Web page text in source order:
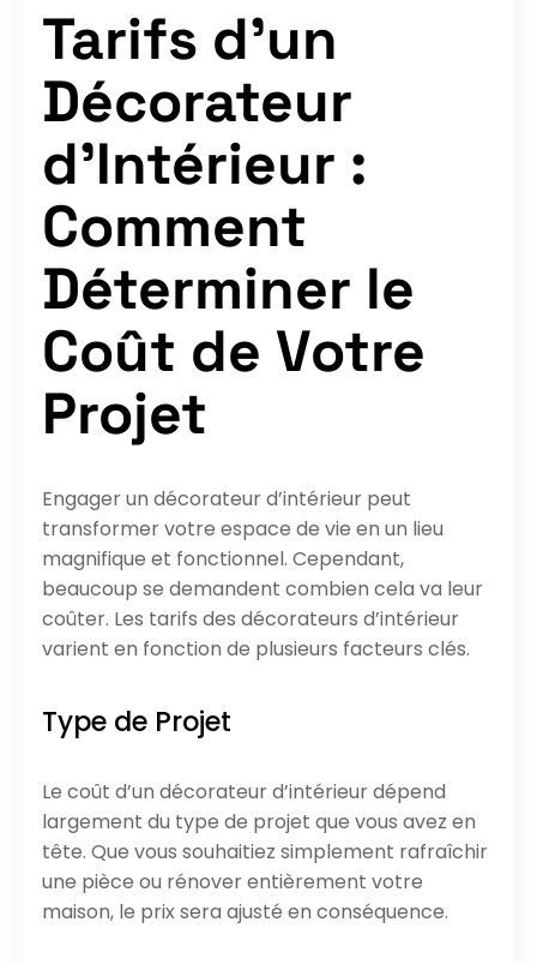
Tarifs d’un
Décorateur
d’Intérieur :
Comment
Déterminer le
Coût de Votre
Projet
Engager un décorateur d’intérieur peut
transformer votre espace de vie en un lieu
magnifique et fonctionnel. Cependant,
beaucoup se demandent combien cela va leur
coûter. Les tarifs des décorateurs d’intérieur
varient en fonction de plusieurs facteurs clés.
Type de Projet
Le coût d’un décorateur d’intérieur dépend
largement du type de projet que vous avez en
tête. Que vous souhaitiez simplement rafraîchir
une pièce ou rénover entièrement votre
maison, le prix sera ajusté en conséquence.